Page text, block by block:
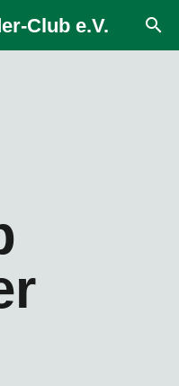
Club e.V. search